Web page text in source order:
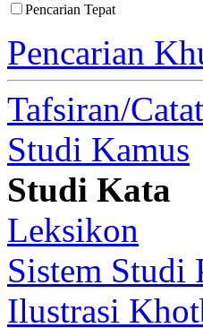
Pencarian Tepat
Pencarian
Tafsiran/
Studi Kamus
Studi Kata
Leksikon
Sistem Studi
Ilustrasi